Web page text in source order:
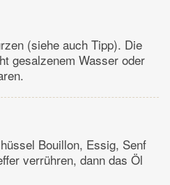
(siehe auch Tipp). Die
gesalzenem Wasser oder
Bouillon, Essig, Senf
verrühren, dann das Öl